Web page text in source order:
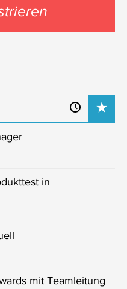
in
mit Teamleitung